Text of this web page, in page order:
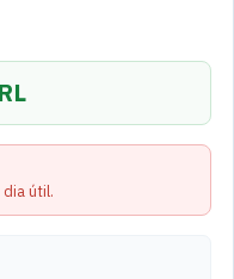
útil.